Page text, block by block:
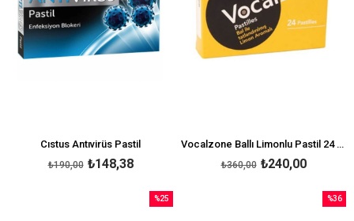
Cıstus Antıvirüs Pastil
₺148,38
₺190,00
Vocalzone Ballı Limonlu Pastil 24 Adet
₺240,00
₺360,00
%25
%36